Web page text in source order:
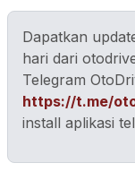
Dapatkan
hari dari
Telegram
https://t.me/
install aplikasi